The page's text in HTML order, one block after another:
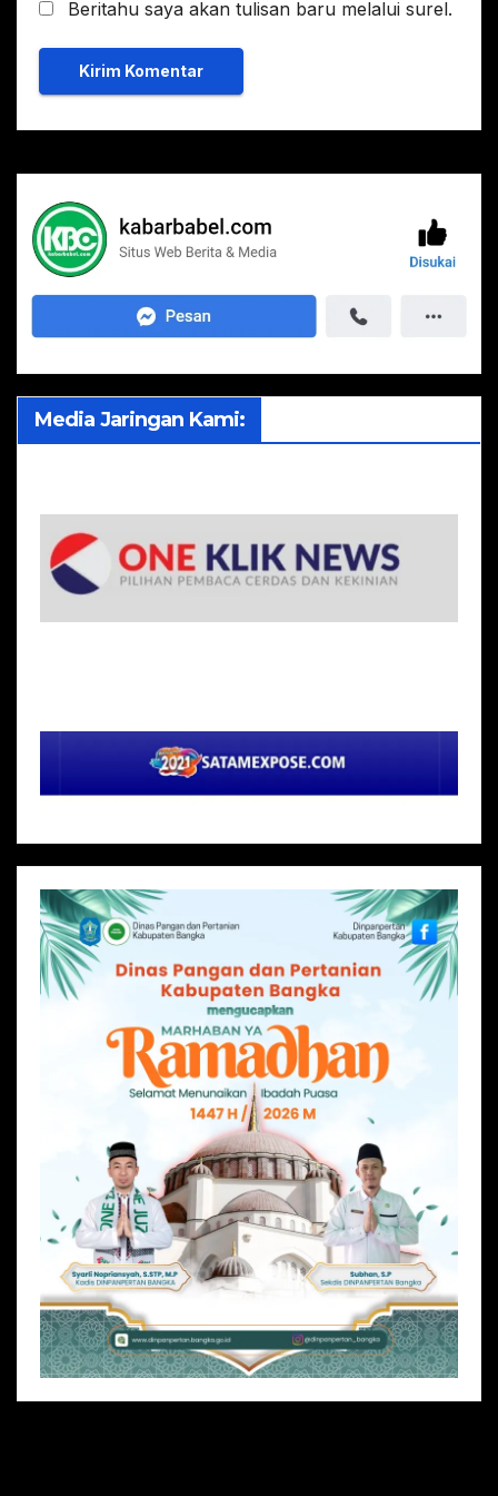
Beritahu saya akan tulisan baru melalui surel.
Media Jaringan Kami: